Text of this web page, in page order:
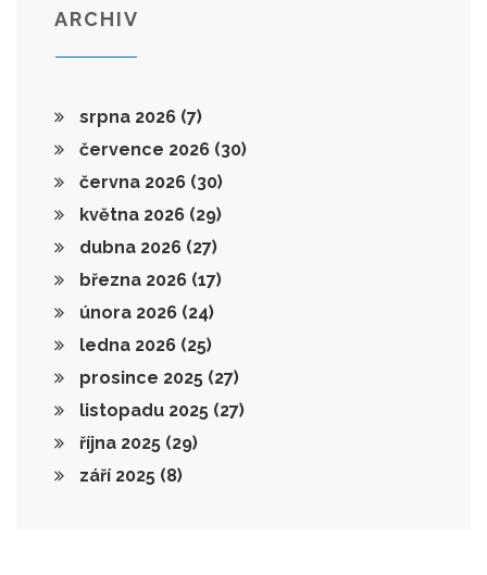
ARCHIV
srpna 2026 (7)
července 2026 (30)
června 2026 (30)
května 2026 (29)
dubna 2026 (27)
března 2026 (17)
února 2026 (24)
ledna 2026 (25)
prosince 2025 (27)
listopadu 2025 (27)
října 2025 (29)
září 2025 (8)